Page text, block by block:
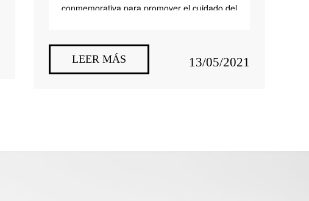
conmemorativa para promover el cuidado del
LEER MÁS 13/05/2021